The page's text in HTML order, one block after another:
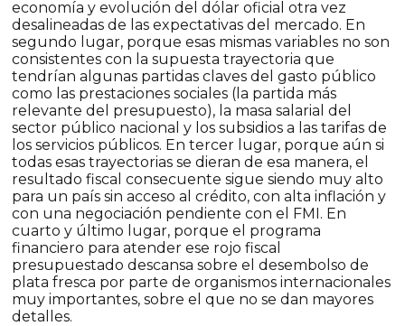
economía y evolución del dólar oficial otra vez
desalineadas de las expectativas del mercado. En
segundo lugar, porque esas mismas variables no son
consistentes con la supuesta trayectoria que
tendrían algunas partidas claves del gasto público
como las prestaciones sociales (la partida más
relevante del presupuesto), la masa salarial del
sector público nacional y los subsidios a las tarifas de
los servicios públicos. En tercer lugar, porque aún si
todas esas trayectorias se dieran de esa manera, el
resultado fiscal consecuente sigue siendo muy alto
para un país sin acceso al crédito, con alta inflación y
con una negociación pendiente con el FMI. En
cuarto y último lugar, porque el programa
financiero para atender ese rojo fiscal
presupuestado descansa sobre el desembolso de
plata fresca por parte de organismos internacionales
muy importantes, sobre el que no se dan mayores
detalles.